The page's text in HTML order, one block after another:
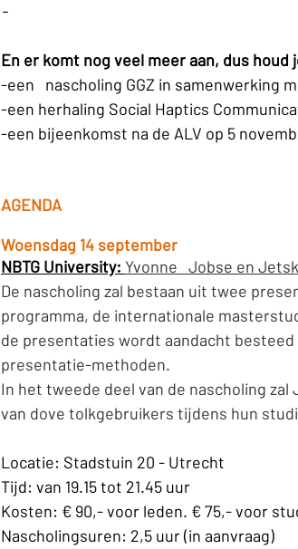
-
En er komt nog veel meer aan, dus
-een   nascholing GGZ in samenwerking
-een herhaling Social Haptics
-een bijeenkomst na de ALV op 5
AGENDA
Woensdag 14 september
NBTG University: Yvonne   Jobse en
De nascholing zal bestaan uit twee
programma, de internationale
de presentaties wordt aandacht
presentatie-methoden.
In het tweede deel van de nascholing
van dove tolkgebruikers tijdens hun
Locatie: Stadstuin 20 - Utrecht
Tijd: van 19.15 tot 21.45 uur
Kosten: € 90,- voor leden. € 75,- voor
Nascholingsuren: 2,5 uur (in aanvraag)